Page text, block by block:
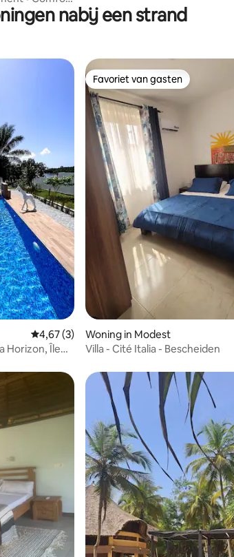
nabij een strand
3 recensies
Gemiddelde beoordeling van 4,67 op 5, 3
4,67 (3)
Horizon, Île
Favoriet van gasten
Favoriet van gasten
Woning in Modest
Villa - Cité Italia - Bescheiden